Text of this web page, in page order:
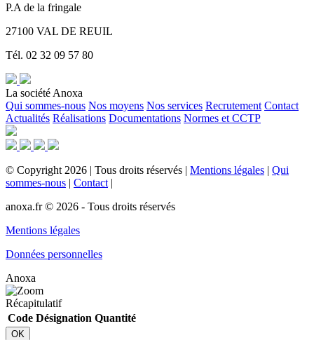
P.A de la fringale
27100 VAL DE REUIL
Tél. 02 32 09 57 80
La société Anoxa
Qui sommes-nous Nos moyens Nos services Recrutement Contact
Actualités Réalisations Documentations Normes et CCTP
© Copyright 2026 | Tous droits réservés | Mentions légales | Qui
sommes-nous | Contact |
anoxa.fr © 2026 - Tous droits réservés
Mentions légales
Données personnelles
Anoxa
Récapitulatif
Code Désignation Quantité
OK